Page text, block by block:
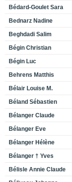
Bédard-Goulet Sara
Bednarz Nadine
Beghdadi Salim
Bégin Christian
Bégin Luc
Behrens Matthis
Bélair Louise M.
Béland Sébastien
Bélanger Claude
Bélanger Eve
Bélanger Hélène
Bélanger † Yves
Bélisle Annie Claude